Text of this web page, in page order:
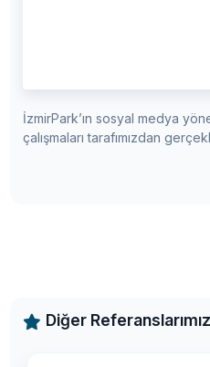
İzmirPark’ın sosyal medya
çalışmaları tarafımızdan
Diğer Referanslarımız